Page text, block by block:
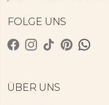
FOLGE UNS
ÜBER UNS